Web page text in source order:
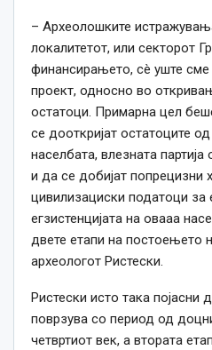
– Археолошките
локалитетот, или секторот
финансирањето, сè уште сме
проект, односно во
остатоци. Примарна цел
се дооткријат остатоците
населбата, влезната
и да се добијат попрецизни
цивилизациски податоци за
егзистенцијата на овааа
двете етапи на постоењето
археологот Ристески.
Ристески исто така појасни
поврзува со период од
четвртиот век, а втората